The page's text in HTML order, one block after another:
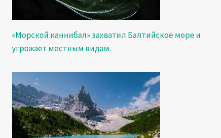
«Морской каннибал» захватил Балтийское море и
угрожает местным видам.